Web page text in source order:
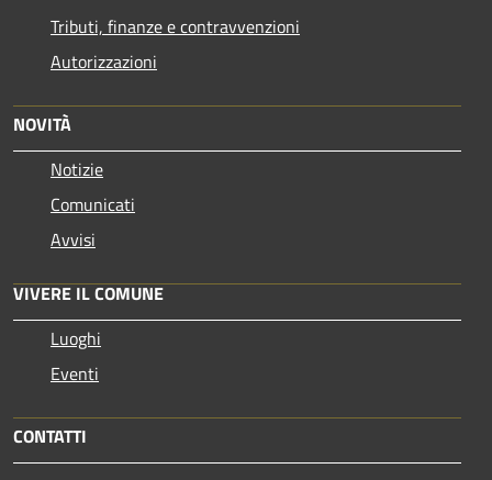
Tributi, finanze e contravvenzioni
Autorizzazioni
NOVITÀ
Notizie
Comunicati
Avvisi
VIVERE IL COMUNE
Luoghi
Eventi
CONTATTI